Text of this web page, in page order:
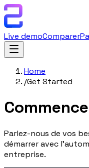
Live demoComparer
Home
/Get Started
Parlez-nous de vos
démarrer avec
entreprise.